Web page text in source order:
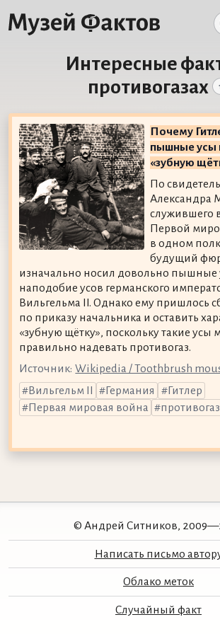
Интересные
противогазах
Почему
пышные усы
«зубную
По
Александра
служившего
Первой
в одном
будущий
изначально носил довольно пышные
наподобие усов германского
Вильгельма II. Однако ему пришлось
по приказу начальника и оставить
«зубную щётку», поскольку такие усы
правильно надевать противогаз.
Источник: Wikipedia / Toothbrush
Вильгельм II
Германия
Гитлер
Первая мировая война
© Андрей Ситников,
Написать письмо
Облако меток
Случайный факт